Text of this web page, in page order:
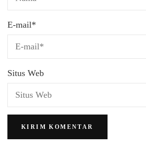
E-mail*
Situs Web